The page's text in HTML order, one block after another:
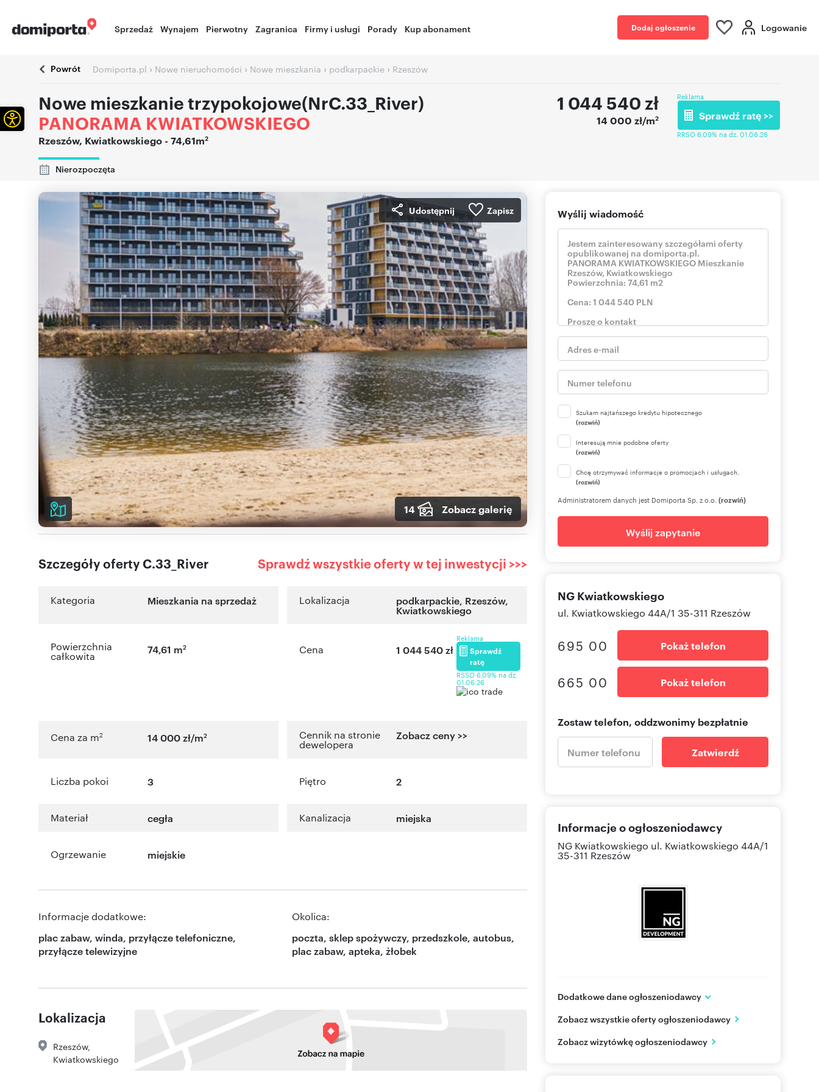
Sprzedaż Wynajem Pierwotny Zagranica Firmy i usługi Porady Kup abonament Dodaj ogłoszenie Logowanie
Powrót Domiporta.pl › Nowe nieruchomości › Nowe mieszkania › podkarpackie › Rzeszów
Nowe mieszkanie trzypokojowe(NrC.33_River)
PANORAMA KWIATKOWSKIEGO
Rzeszów, Kwiatkowskiego - 74,61m2
Nierozpoczęta
1 044 540 zł
14 000 zł/m2
Reklama
Sprawdź ratę >>
RRSO 6,09% na dz. 01.06.26
Udostępnij Zapisz
14 Zobacz galerię
Szczegóły oferty C.33_River Sprawdź wszystkie oferty w tej inwestycji >>>
Kategoria Mieszkania na sprzedaż Lokalizacja podkarpackie, Rzeszów,
Kwiatkowskiego
Powierzchnia
całkowita
74,61 m2 Cena 1 044 540 zł
Reklama
Sprawdź
ratę
RSSO 6,09% na dz.
01.06.26
Cena za m2 14 000 zł/m2 Cennik na stronie
dewelopera
Zobacz ceny >>
Liczba pokoi 3 Piętro 2
Materiał cegła Kanalizacja miejska
Ogrzewanie miejskie
Informacje dodatkowe:
plac zabaw, winda, przyłącze telefoniczne,
przyłącze telewizyjne
Okolica:
poczta, sklep spożywczy, przedszkole, autobus,
plac zabaw, apteka, żłobek
Lokalizacja
Rzeszów,
Kwiatkowskiego
Wyślij wiadomość
Szukam najtańszego kredytu hipotecznego
(rozwiń)
Interesują mnie podobne oferty
(rozwiń)
Chcę otrzymywać informacje o promocjach i usługach.
(rozwiń)
Administratorem danych jest Domiporta Sp. z o.o. (rozwiń)
Wyślij zapytanie
NG Kwiatkowskiego
ul. Kwiatkowskiego 44A/1 35-311 Rzeszów
695 00 Pokaż telefon
665 00 Pokaż telefon
Zostaw telefon, oddzwonimy bezpłatnie
Zatwierdź
Informacje o ogłoszeniodawcy
NG Kwiatkowskiego ul. Kwiatkowskiego 44A/1
35-311 Rzeszów
Dodatkowe dane ogłoszeniodawcy
ul. Kwiatkowskiego 44A/1
podkarpackie
Zobacz wszystkie oferty ogłoszeniodawcy
Zobacz wizytówkę ogłoszeniodawcy
Otwórz pasek narzędzi